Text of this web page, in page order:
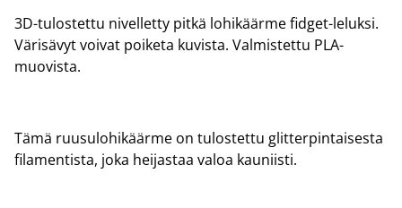
3D-tulostettu nivelletty pitkä lohikäärme fidget-leluksi.
Värisävyt voivat poiketa kuvista. Valmistettu PLA-
muovista.
Tämä ruusulohikäärme on tulostettu glitterpintaisesta
filamentista, joka heijastaa valoa kauniisti.